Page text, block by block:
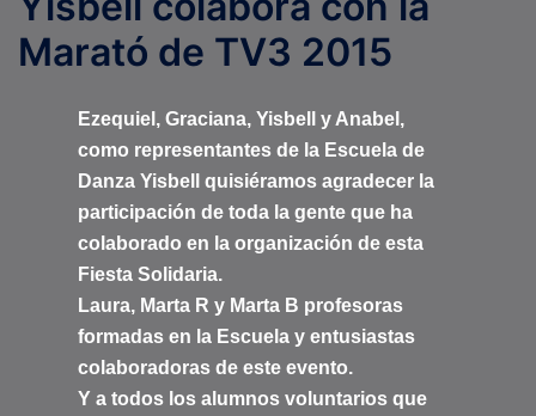
Marató de TV3 2015
Ezequiel, Graciana, Yisbell y Anabel,
como representantes de la Escuela de
Danza Yisbell quisiéramos agradecer la
participación de toda la gente que ha
colaborado en la organización de esta
Fiesta Solidaria.
Laura, Marta R y Marta B profesoras
formadas en la Escuela y entusiastas
colaboradoras de este evento.
Y a todos los alumnos voluntarios que